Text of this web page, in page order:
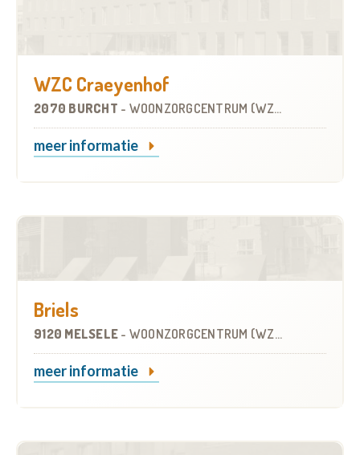
WZC Craeyenhof
2070 BURCHT - WOONZORGCENTRUM (WZC)
meer informatie
Briels
9120 MELSELE - WOONZORGCENTRUM (WZC)
meer informatie